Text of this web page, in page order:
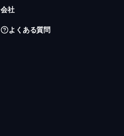
会社
よくある質問